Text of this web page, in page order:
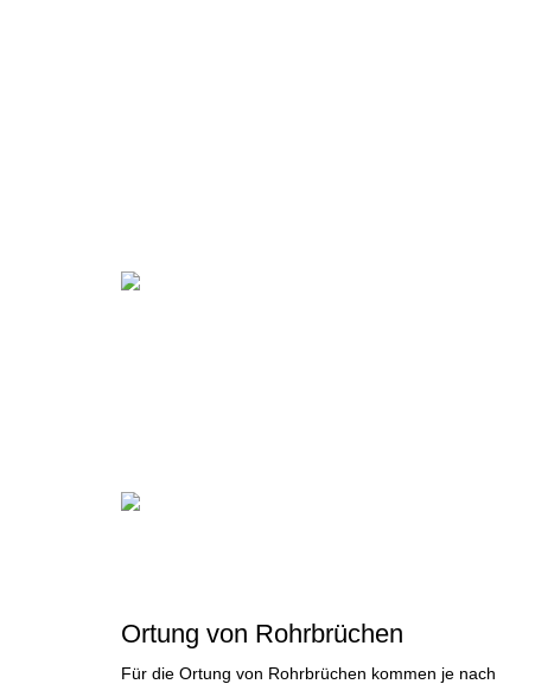
Ortung von Rohrbrüchen
Für die Ortung von Rohrbrüchen kommen je nach